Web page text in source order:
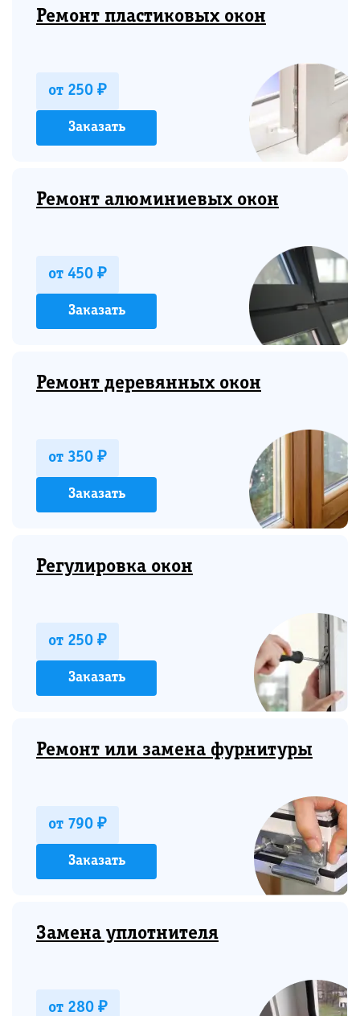
Ремонт пластиковых окон
от 250 ₽
Заказать
Ремонт алюминиевых окон
от 450 ₽
Заказать
Ремонт деревянных окон
от 350 ₽
Заказать
Регулировка окон
от 250 ₽
Заказать
Ремонт или замена фурнитуры
от 790 ₽
Заказать
Замена уплотнителя
от 280 ₽